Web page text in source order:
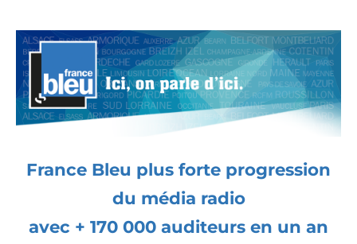
France Bleu plus forte progression
du média radio
avec + 170 000 auditeurs en un an